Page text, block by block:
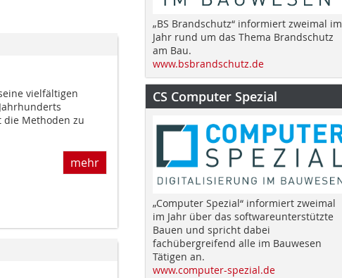
vielfältigen
die Methoden zu
mehr
„BS Brandschutz“ informiert zweimal im
Jahr rund um das Thema Brandschutz
am Bau.
www.bsbrandschutz.de
CS Computer Spezial
„Computer Spezial“ informiert zweimal
im Jahr über das softwareunterstützte
Bauen und spricht dabei
fachübergreifend alle im Bauwesen
Tätigen an.
www.computer-spezial.de